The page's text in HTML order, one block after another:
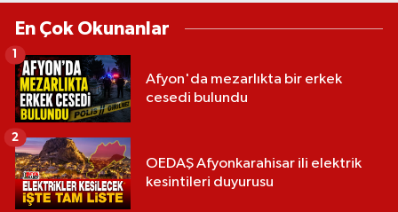
En Çok Okunanlar
Afyon'da mezarlıkta bir erkek
cesedi bulundu
1
OEDAŞ Afyonkarahisar ili elektrik
kesintileri duyurusu
2